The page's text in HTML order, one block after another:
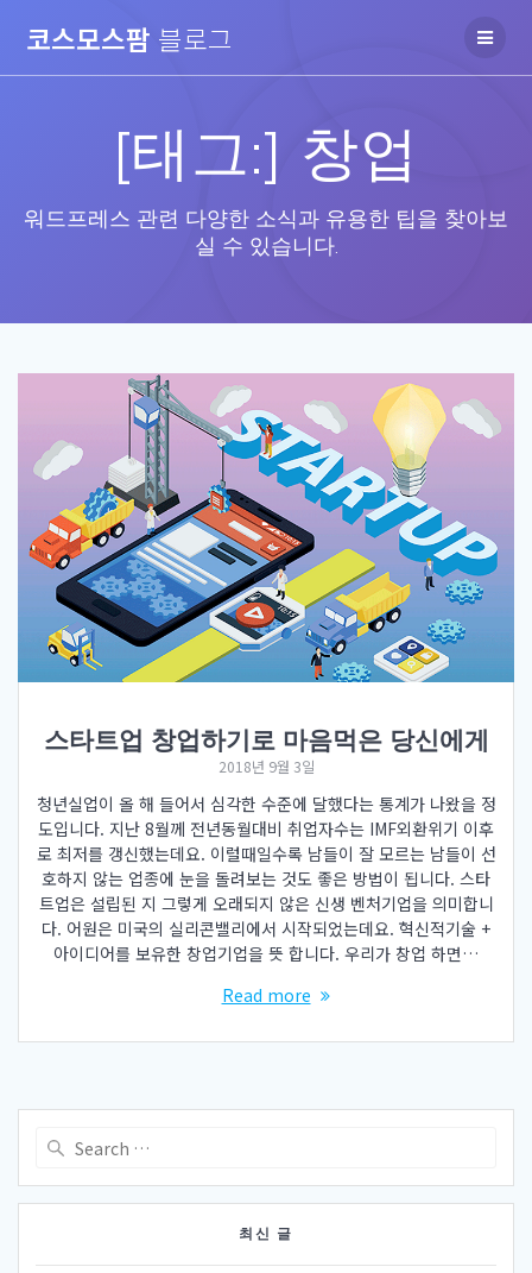
코스모스팜 블로그
[태그:] 창업
워드프레스 관련 다양한 소식과 유용한 팁을 찾아보
실 수 있습니다.
스타트업 창업하기로 마음먹은 당신에게
2018년 9월 3일
청년실업이 올 해 들어서 심각한 수준에 달했다는 통계가 나왔을 정
도입니다. 지난 8월께 전년동월대비 취업자수는 IMF외환위기 이후
로 최저를 갱신했는데요. 이럴때일수록 남들이 잘 모르는 남들이 선
호하지 않는 업종에 눈을 돌려보는 것도 좋은 방법이 됩니다. 스타
트업은 설립된 지 그렇게 오래되지 않은 신생 벤처기업을 의미합니
다. 어원은 미국의 실리콘밸리에서 시작되었는데요. 혁신적기술 +
아이디어를 보유한 창업기업을 뜻 합니다. 우리가 창업 하면…
Read more
최신 글